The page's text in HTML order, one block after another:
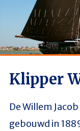
Klipper
De Willem
gebouwd in